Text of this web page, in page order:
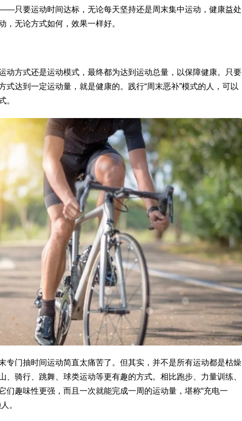
只要运动时间达标，无论每天坚持还是周末集中运动，健康益处
，无论方式如何，效果一样好。
动方式还是运动模式，最终都为达到运动总量，以保障健康。只要
式达到一定运动量，就是健康的。践行“周末恶补”模式的人，可以
。
专门抽时间运动简直太痛苦了。但其实，并不是所有运动都是枯燥
、骑行、跳舞、球类运动等更有趣的方式。相比跑步、力量训练、
们趣味性更强，而且一次就能完成一周的运动量，堪称“充电一
。